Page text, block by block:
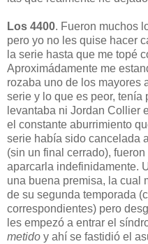
Los 4400. Fueron muchos
pero yo no les quise hacer
la serie hasta que me topé
Aproximádamente me
rozaba uno de los mayores
serie y lo que es peor, tenía
levantaba ni Jordan Collier
el constante aburrimiento
serie había sido cancelada
(sin un final cerrado),
aparcarla indefinidamente.
una buena premisa, la cual
de su segunda temporada
correspondientes) pero
les empezó a entrar el
metido y ahí se fastidió el